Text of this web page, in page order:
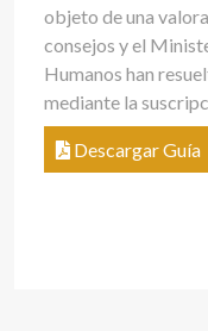
objeto de una
consejos y el
Humanos han
mediante la
Descargar Guía